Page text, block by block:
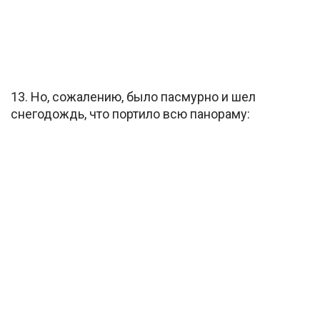
13. Но, сожалению, было пасмурно и шел
снегодождь, что портило всю панораму: